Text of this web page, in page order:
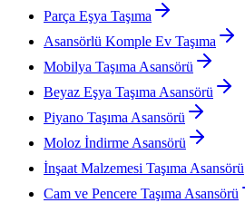
Parça Eşya Taşıma
Asansörlü Komple Ev Taşıma
Mobilya Taşıma Asansörü
Beyaz Eşya Taşıma Asansörü
Piyano Taşıma Asansörü
Moloz İndirme Asansörü
İnşaat Malzemesi Taşıma Asansörü
Cam ve Pencere Taşıma Asansörü